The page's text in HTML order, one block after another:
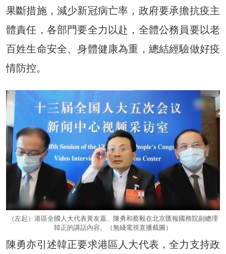
果斷措施，減少新冠病亡率，政府要承擔抗疫主
體責任，各部門要全力以赴，全體公務員要以老
百姓生命安全、身體健康為重，總結經驗做好疫
情防控。
（左起）港區全國人大代表黃友嘉、陳勇和蔡毅在北京匯報國務院副總理
韓正的講話內容。（無綫電視直播截圖）
陳勇亦引述韓正要求港區人大代表，全力支持政